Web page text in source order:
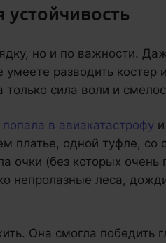
устойчивость
но и по важности.
разводить костер
сила воли и
попала в авиакатастрофу
платье, одной туфле, со
очки (без которых очень
непролазные леса,
Она смогла победить